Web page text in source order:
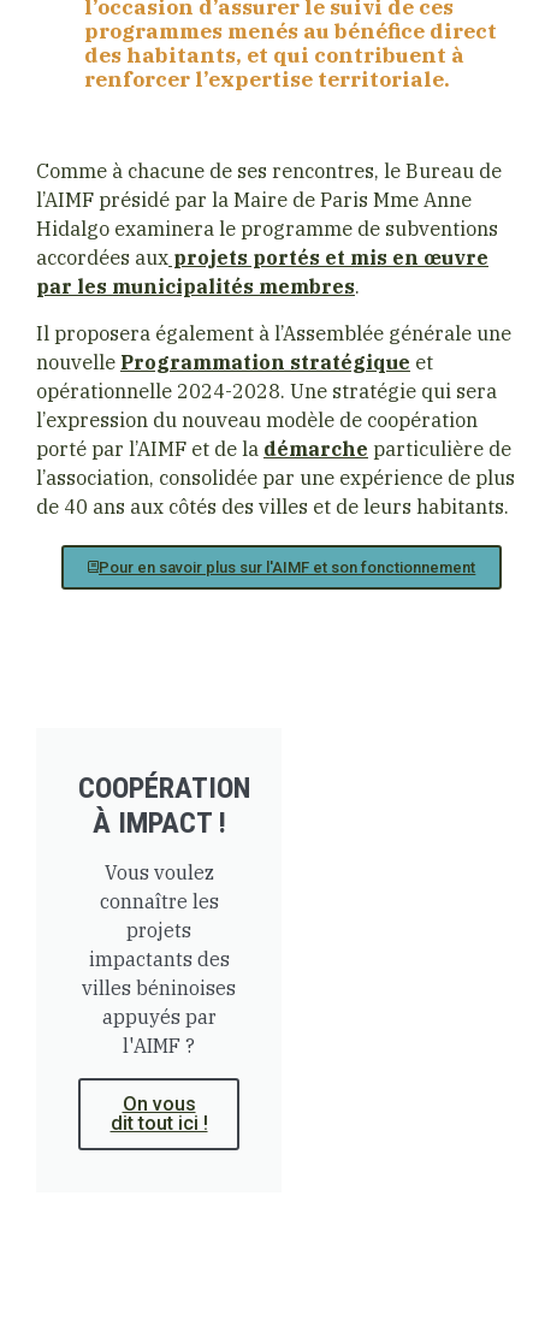
l’occasion d’assurer le suivi de ces
programmes menés au bénéfice direct
des habitants, et qui contribuent à
renforcer l’expertise territoriale.
Comme à chacune de ses rencontres, le Bureau de
l’AIMF présidé par la Maire de Paris Mme Anne
Hidalgo examinera le programme de subventions
accordées aux projets portés et mis en œuvre
par les municipalités membres.
Il proposera également à l’Assemblée générale une
nouvelle Programmation stratégique et
opérationnelle 2024-2028. Une stratégie qui sera
l’expression du nouveau modèle de coopération
porté par l’AIMF et de la démarche particulière de
l’association, consolidée par une expérience de plus
de 40 ans aux côtés des villes et de leurs habitants.
Pour en savoir plus sur l'AIMF et son fonctionnement
COOPÉRATION
À IMPACT !
Vous voulez
connaître les
projets
impactants des
villes béninoises
appuyés par
l'AIMF ?
On vous
dit tout ici !